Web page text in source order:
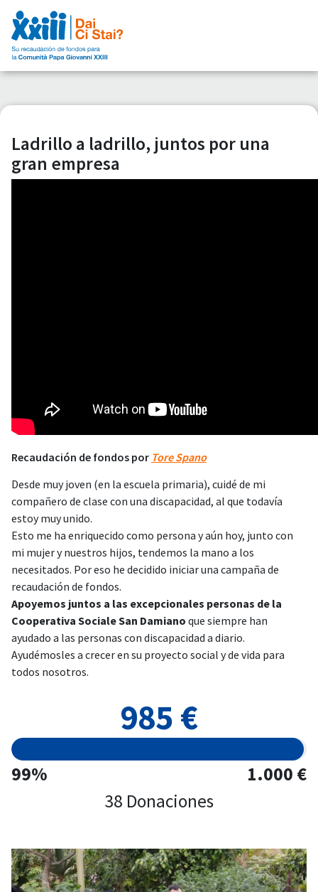
Ladrillo a ladrillo, juntos por una
gran empresa
Recaudación de fondos por Tore Spano
Desde muy joven (en la escuela primaria), cuidé de mi
compañero de clase con una discapacidad, al que todavía
estoy muy unido.
Esto me ha enriquecido como persona y aún hoy, junto con
mi mujer y nuestros hijos, tendemos la mano a los
necesitados. Por eso he decidido iniciar una campaña de
recaudación de fondos.
Apoyemos juntos a las excepcionales personas de la
Cooperativa Sociale San Damiano que siempre han
ayudado a las personas con discapacidad a diario.
Ayudémosles a crecer en su proyecto social y de vida para
todos nosotros.
985 €
99%
1.000 €
38 Donaciones